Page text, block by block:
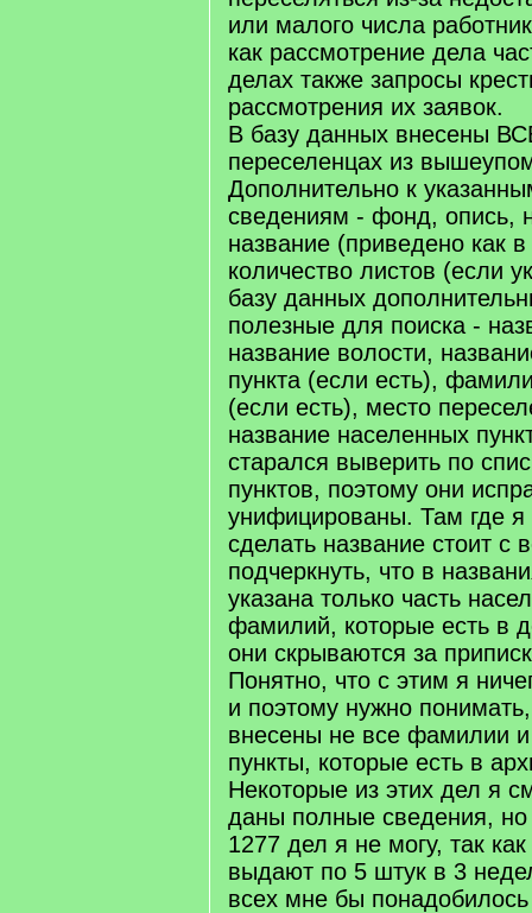
или малого числа
как рассмотрение дела
делах также запросы
рассмотрения их заявок.
В базу данных внесены
переселенцах из
Дополнительно к
сведениям - фонд, опись,
название (приведено как
количество листов (если
базу данных
полезные для поиска -
название волости,
пункта (если есть),
(если есть), место
название населенных
старался выверить по
пунктов, поэтому они
унифицированы. Там где я
сделать название стоит с
подчеркнуть, что в
указана только часть
фамилий, которые есть в
они скрываются за
Понятно, что с этим я
и поэтому нужно
внесены не все фамилии
пункты, которые есть в
Некоторые из этих дел я
даны полные сведения, но
1277 дел я не могу, так
выдают по 5 штук в 3
всех мне бы